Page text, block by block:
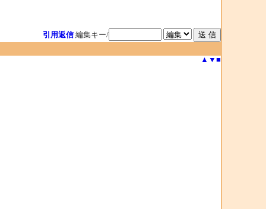
引用返信 編集キー/
▲ ▼ ■